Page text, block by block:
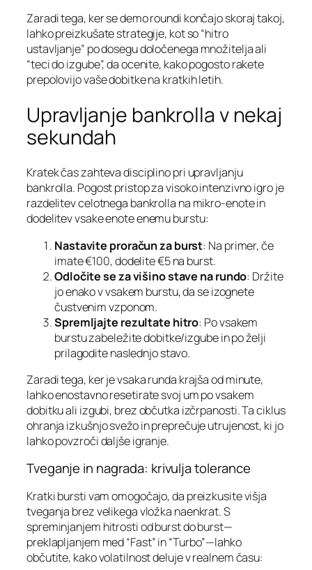
Zaradi tega, ker se demo roundi končajo skoraj takoj,
lahko preizkušate strategije, kot so “hitro
ustavljanje” po dosegu določenega množitelja ali
“teci do izgube”, da ocenite, kako pogosto rakete
prepolovijo vaše dobitke na kratkih letih.
Upravljanje bankrolla v nekaj
sekundah
Kratek čas zahteva disciplino pri upravljanju
bankrolla. Pogost pristop za visoko intenzivno igro je
razdelitev celotnega bankrolla na mikro‑enote in
dodelitev vsake enote enemu burstu:
Nastavite proračun za burst: Na primer, če
imate €100, dodelite €5 na burst.
Odločite se za višino stave na rundo: Držite
jo enako v vsakem burstu, da se izognete
čustvenim vzponom.
Spremljajte rezultate hitro: Po vsakem
burstu zabeležite dobitke/izgube in po želji
prilagodite naslednjo stavo.
Zaradi tega, ker je vsaka runda krajša od minute,
lahko enostavno resetirate svoj um po vsakem
dobitku ali izgubi, brez občutka izčrpanosti. Ta ciklus
ohranja izkušnjo svežo in preprečuje utrujenost, ki jo
lahko povzroči daljše igranje.
Tveganje in nagrada: krivulja tolerance
Kratki bursti vam omogočajo, da preizkusite višja
tveganja brez velikega vložka naenkrat. S
spreminjanjem hitrosti od burst do burst—
preklapljanjem med “Fast” in “Turbo”—lahko
občutite, kako volatilnost deluje v realnem času: